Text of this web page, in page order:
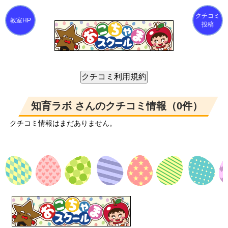
クチコミ
投稿
知育ラボ さんのクチコミ情報（0件）
クチコミ情報はまだありません。